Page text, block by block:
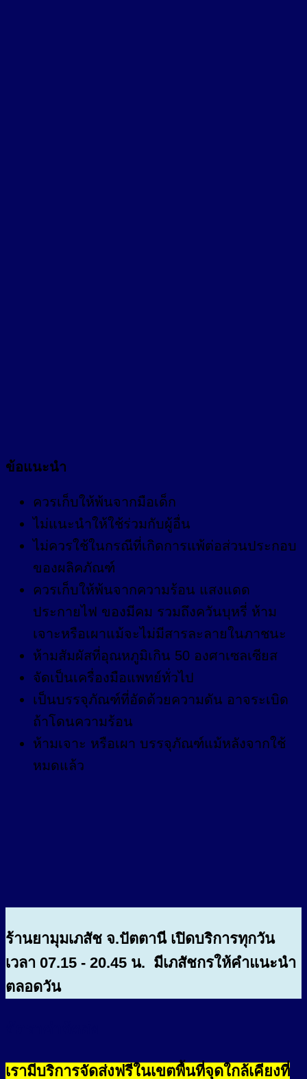
ข้อแนะนำ
ควรเก็บให้พ้นจากมือเด็ก
ไม่แนะนำให้ใช้ร่วมกับผู้อื่น
ไม่ควรใช้ในกรณีที่เกิดการแพ้ต่อส่วนประกอบ
ของผลิคภัณฑ์
ควรเก็บให้พ้นจากความร้อน แสงแดด
ประกายไฟ ของมีคม รวมถึงควันบุหรี่ ห้าม
เจาะหรือเผาแม้จะไม่มีสารละลายในภาชนะ
ห้ามสัมผัสที่อุณหภูมิเกิน 50 องศาเซลเซียส
จัดเป็นเครื่องมือแพทย์ทั่วไป
เป็นบรรจุภัณฑ์ที่อัดด้วยความดัน อาจระเบิด
ถ้าโดนความร้อน
ห้ามเจาะ หรือเผา บรรจุภัณฑ์แม้หลังจากใช้
หมดแล้ว
ร้านยามุมเภสัช จ.ปัตตานี เปิดบริการทุกวัน
เวลา 07.15 - 20.45 น. มีเภสัชกรให้คำแนะนำ
ตลอดวัน
เรามีบริการจัดส่งฟรีในเขตพื้นที่จุดใกล้เคียงที่